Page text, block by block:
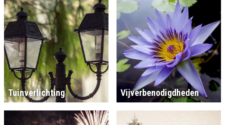
Tuinverlichting Vijverbenodigdheden